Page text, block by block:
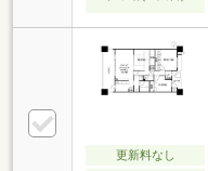
更新料なし